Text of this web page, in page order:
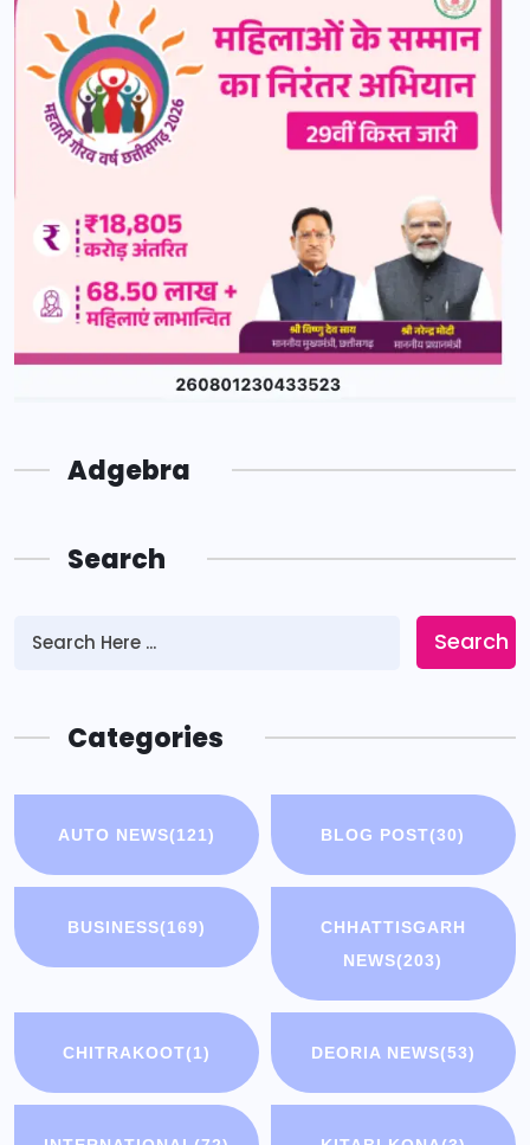
Adgebra
Search
Search
Categories
AUTO NEWS(121) BLOG POST(30)
BUSINESS(169)
CHHATTISGARH
NEWS(203)
CHITRAKOOT(1) DEORIA NEWS(53)